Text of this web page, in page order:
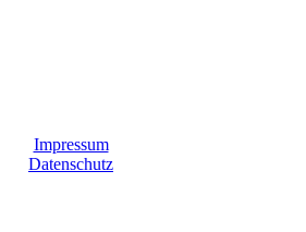
Impressum
Datenschutz